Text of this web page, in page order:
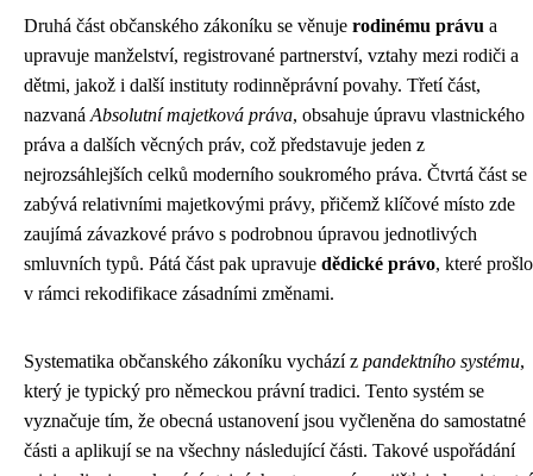
Druhá část občanského zákoníku se věnuje rodinému právu a
upravuje manželství, registrované partnerství, vztahy mezi rodiči a
dětmi, jakož i další instituty rodinněprávní povahy. Třetí část,
nazvaná Absolutní majetková práva, obsahuje úpravu vlastnického
práva a dalších věcných práv, což představuje jeden z
nejrozsáhlejších celků moderního soukromého práva. Čtvrtá část se
zabývá relativními majetkovými právy, přičemž klíčové místo zde
zaujímá závazkové právo s podrobnou úpravou jednotlivých
smluvních typů. Pátá část pak upravuje dědické právo, které prošlo
v rámci rekodifikace zásadními změnami.
Systematika občanského zákoníku vychází z pandektního systému,
který je typický pro německou právní tradici. Tento systém se
vyznačuje tím, že obecná ustanovení jsou vyčleněna do samostatné
části a aplikují se na všechny následující části. Takové uspořádání